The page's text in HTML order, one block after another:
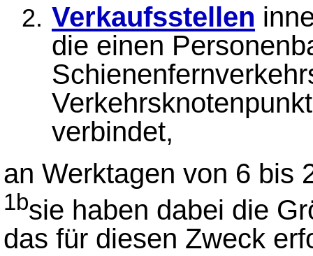
Verkaufsstellen
die einen
verbindet,
an Werktagen von 6 bis
1bsie haben dabei die
das für diesen Zweck